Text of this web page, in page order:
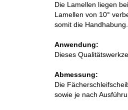
Die Lamellen liegen
Lamellen von 10°
somit die Handhabung.
Anwendung:
Dieses
Abmessung:
Die
sowie je nach